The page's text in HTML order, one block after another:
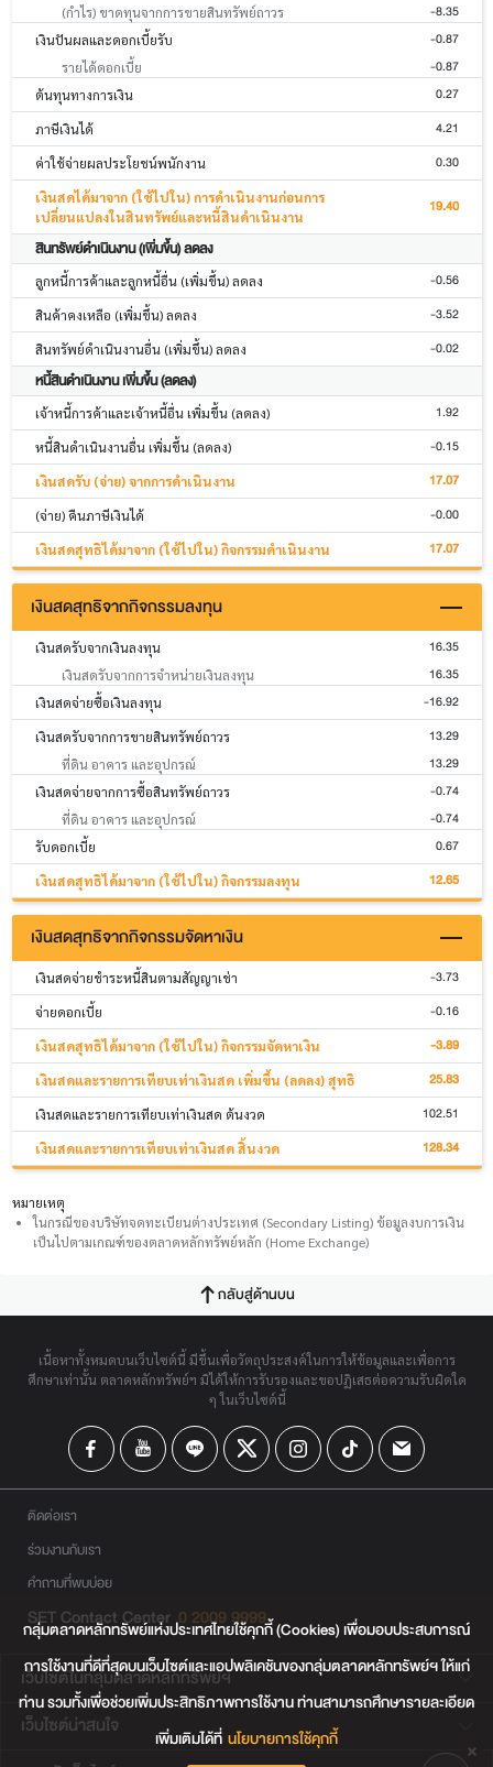
(กำไร) ขาดทุนจากการขายสินทรัพย์ถาวร -8.35
เงินปันผลและดอกเบี้ยรับ -0.87
รายได้ดอกเบี้ย -0.87
ต้นทุนทางการเงิน 0.27
ภาษีเงินได้ 4.21
ค่าใช้จ่ายผลประโยชน์พนักงาน 0.30
เงินสดได้มาจาก (ใช้ไปใน) การดำเนินงานก่อนการ
เปลี่ยนแปลงในสินทรัพย์และหนี้สินดำเนินงาน
19.40
สินทรัพย์ดำเนินงาน (เพิ่มขึ้น) ลดลง
ลูกหนี้การค้าและลูกหนี้อื่น (เพิ่มขึ้น) ลดลง -0.56
สินค้าคงเหลือ (เพิ่มขึ้น) ลดลง -3.52
สินทรัพย์ดำเนินงานอื่น (เพิ่มขึ้น) ลดลง -0.02
หนี้สินดำเนินงาน เพิ่มขึ้น (ลดลง)
เจ้าหนี้การค้าและเจ้าหนี้อื่น เพิ่มขึ้น (ลดลง) 1.92
หนี้สินดำเนินงานอื่น เพิ่มขึ้น (ลดลง) -0.15
เงินสดรับ (จ่าย) จากการดำเนินงาน 17.07
(จ่าย) คืนภาษีเงินได้ -0.00
เงินสดสุทธิได้มาจาก (ใช้ไปใน) กิจกรรมดำเนินงาน 17.07
เงินสดสุทธิจากกิจกรรมลงทุน
เงินสดรับจากเงินลงทุน 16.35
เงินสดรับจากการจำหน่ายเงินลงทุน 16.35
เงินสดจ่ายซื้อเงินลงทุน -16.92
เงินสดรับจากการขายสินทรัพย์ถาวร 13.29
ที่ดิน อาคาร และอุปกรณ์ 13.29
เงินสดจ่ายจากการซื้อสินทรัพย์ถาวร -0.74
ที่ดิน อาคาร และอุปกรณ์ -0.74
รับดอกเบี้ย 0.67
เงินสดสุทธิได้มาจาก (ใช้ไปใน) กิจกรรมลงทุน 12.65
เงินสดสุทธิจากกิจกรรมจัดหาเงิน
เงินสดจ่ายชำระหนี้สินตามสัญญาเช่า -3.73
จ่ายดอกเบี้ย -0.16
เงินสดสุทธิได้มาจาก (ใช้ไปใน) กิจกรรมจัดหาเงิน -3.89
เงินสดและรายการเทียบเท่าเงินสด เพิ่มขึ้น (ลดลง) สุทธิ 25.83
เงินสดและรายการเทียบเท่าเงินสด ต้นงวด 102.51
เงินสดและรายการเทียบเท่าเงินสด สิ้นงวด 128.34
หมายเหตุ
ในกรณีของบริษัทจดทะเบียนต่างประเทศ (Secondary Listing) ข้อมูลงบการเงิน
เป็นไปตามเกณฑ์ของตลาดหลักทรัพย์หลัก (Home Exchange)
กลับสู่ด้านบน
เนื้อหาทั้งหมดบนเว็บไซต์นี้ มีขึ้นเพื่อวัตถุประสงค์ในการให้ข้อมูลและเพื่อการ
ศึกษาเท่านั้น ตลาดหลักทรัพย์ฯ มิได้ให้การรับรองและขอปฏิเสธต่อความรับผิดใด
ๆ ในเว็บไซต์นี้
ติดต่อเรา
ร่วมงานกับเรา
คำถามที่พบบ่อย
SET Contact Center 0 2009 9999
เว็บไซต์ในกลุ่มตลาดหลักทรัพย์ฯ
เว็บไซต์น่าสนใจ
กลุ่มตลาดหลักทรัพย์แห่งประเทศไทยใช้คุกกี้ (Cookies) เพื่อมอบประสบการณ์
การใช้งานที่ดีที่สุดบนเว็บไซต์และแอปพลิเคชันของกลุ่มตลาดหลักทรัพย์ฯ ให้แก่
ท่าน รวมทั้งเพื่อช่วยเพิ่มประสิทธิภาพการใช้งาน ท่านสามารถศึกษารายละเอียด
เพิ่มเติมได้ที่ นโยบายการใช้คุกกี้